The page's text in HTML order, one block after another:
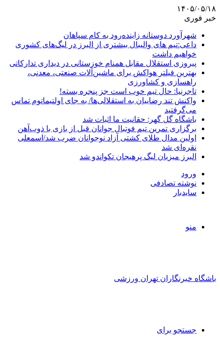
۱۴۰۵/۰۵/۱۸
خبر فوری
شهرآورد دوستانه زاینده‌رود به کام سپاهان
داعی:تیم های والیبال بیشتری از البرز در لیگ‌های کشوری
خواهیم داشت
پیروزی استقلال مقابل همنام خوزستانی در دیداری تدارکاتی
بهترین فیلتر هواکش برای ماشین‌آلات صنعتی، معدنی،
راهسازی و کشاورزی
تاجرنیا: حال تیم خوب است جز پنجره بسته!
واکنش تند رضاییان به استقلالی‌ها/ به جای اولتیماتوم تماس
می‌گرفتید
باشگاه گل گهر: حقانیت ما اثبات شد
برگزاری تمرین تیم فوتبال جوانان قبل از بازی با ذوب‌آهن
اولین مدال طلای کشتی آزاد نوجوانان ضرب شد/اسمعلی
نقره‌ای شد
البرز میزبان لیگ پرهیجان تکواندو شد
ورود
نوشته تصادفی
سایدبار
منو
باشگاه خبرنگاران تهران ورزشی
جستجو برای